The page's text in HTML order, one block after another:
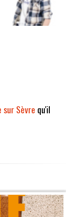
Sèvre qu'il